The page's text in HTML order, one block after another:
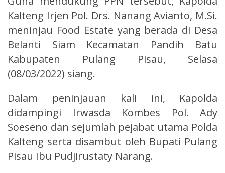
Kalteng Irjen Pol. Drs. Nanang Avianto, M.Si.
meninjau Food Estate yang berada di Desa
Belanti Siam Kecamatan Pandih Batu
Kabupaten Pulang Pisau, Selasa
(08/03/2022) siang.
Dalam peninjauan kali ini, Kapolda
didampingi Irwasda Kombes Pol. Ady
Soeseno dan sejumlah pejabat utama Polda
Kalteng serta disambut oleh Bupati Pulang
Pisau Ibu Pudjirustaty Narang.